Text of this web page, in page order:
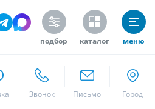
подбор каталог меню